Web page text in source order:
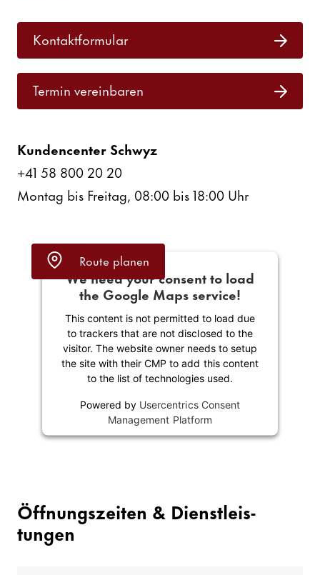
Kontakt­for­mular
Termin verein­baren
Kunden­center Schwyz
+41 58 800 20 20
Montag bis Freitag, 08:00 bis 18:00 Uhr
We need your consent to load
the Google Maps service!
This content is not permitted to load due
to trackers that are not disclosed to the
visitor. The website owner needs to setup
the site with their CMP to add this content
to the list of tech­no­lo­gies used.
Powered by User­cen­trics Consent
Manage­ment Plat­form
Route planen
Öffnungs­zeiten & Dienst­leis­
tungen